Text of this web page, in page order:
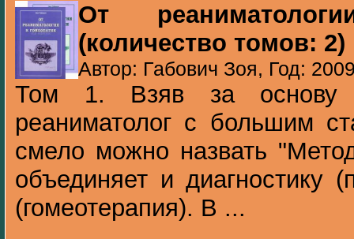
От
(количество томов: 2)
Автор: Габович Зоя, Год:
Том 1. Взяв за основу
реаниматолог с большим
смело можно назвать
объединяет и диагностику
(гомеотерапия). В ...